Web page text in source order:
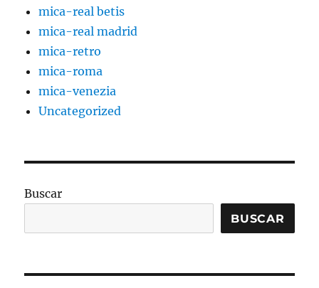
mica-real betis
mica-real madrid
mica-retro
mica-roma
mica-venezia
Uncategorized
Buscar
BUSCAR